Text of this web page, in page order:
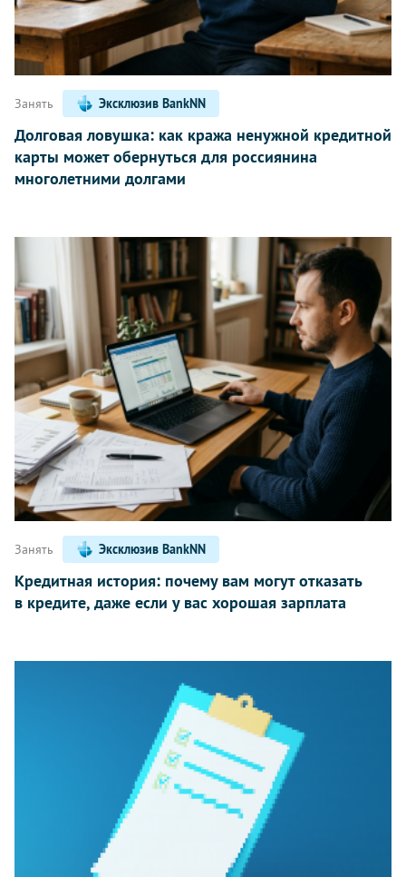
Занять Эксклюзив BankNN
Долговая ловушка: как кража ненужной кредитной
карты может обернуться для россиянина
многолетними долгами
Занять Эксклюзив BankNN
Кредитная история: почему вам могут отказать
в кредите, даже если у вас хорошая зарплата